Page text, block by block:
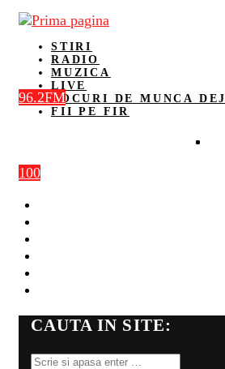
STIRI
RADIO
MUZICA
LIVE
LOCURI DE MUNCA DEJ
FII PE FIR
100
96.2FM
CAUTA IN SITE: